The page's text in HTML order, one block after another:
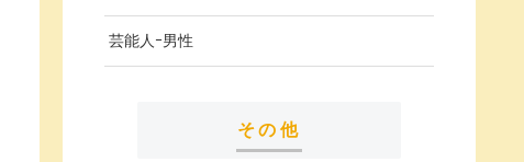
芸能人ｰ男性
その他